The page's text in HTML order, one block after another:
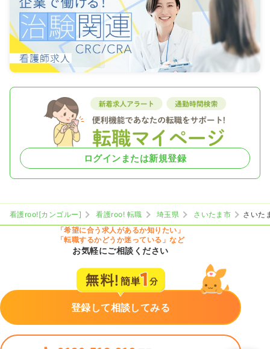
ログインまたは新規登録
看護roo![カンゴルー] 看護roo! 転職 埼玉県 さいたま市
さいた
「希望に合う求人があるか知りたい」
「転職するかどうか迷っている」など
お気軽にご相談ください
登録して相談してみる